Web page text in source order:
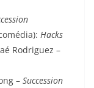
Hacks
Rodriguez –
– Succession